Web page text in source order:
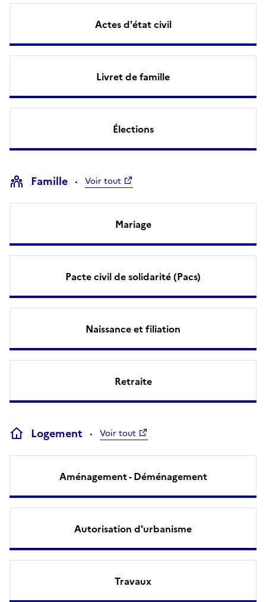
Actes d'état civil
Livret de famille
Élections
Famille Voir tout
Mariage
Pacte civil de solidarité (Pacs)
Naissance et filiation
Retraite
Logement Voir tout
Aménagement - Déménagement
Autorisation d'urbanisme
Travaux